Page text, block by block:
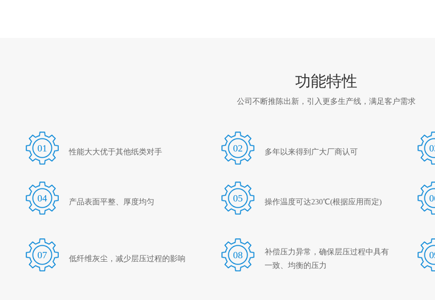
功能特性
公司不断推陈出新，引入更多生产线，满足客户需求
01 性能大大优于其他纸类对手 02 多年以来得到广大厂商认可
04 产品表面平整、厚度均匀 05 操作温度可达230℃(根据应用而定)
07 低纤维灰尘，减少层压过程的影响 08
补偿压力异常，确保层压过程中具有
一致、均衡的压力